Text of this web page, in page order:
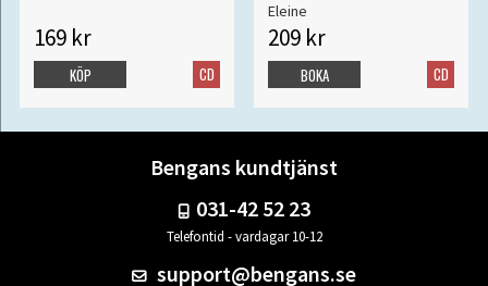
169 kr
CD
KÖP
Eleine
209 kr
CD
BOKA
Bengans kundtjänst
031-42 52 23
Telefontid - vardagar 10-12
support@bengans.se